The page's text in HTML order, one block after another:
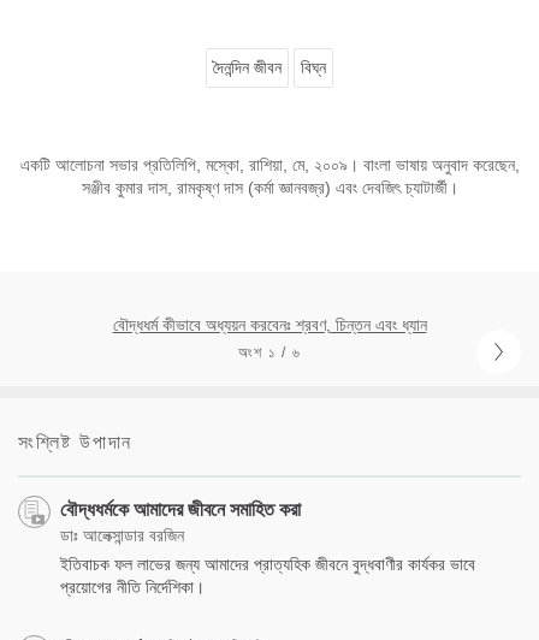
দৈনন্দিন জীবন বিঘ্ন
একটি আলোচনা সভার প্রতিলিপি, মস্কো, রাশিয়া, মে, ২০০৯। বাংলা ভাষায় অনুবাদ করেছেন,
সঞ্জীব কুমার দাস, রামকৃষ্ণ দাস (কর্মা জ্ঞানবজ্র) এবং দেবজিৎ চ্যাটার্জী।
বৌদ্ধধর্ম কীভাবে অধ্যয়ন করবেনঃ শ্রবণ, চিন্তন এবং ধ্যান
অংশ ১ / ৬
সংশ্লিষ্ট উপাদান
বৌদ্ধধর্মকে আমাদের জীবনে সমাহিত করা
ডাঃ আলেক্সান্ডার বরজিন
ইতিবাচক ফল লাভের জন্য আমাদের প্রাত্যহিক জীবনে বুদ্ধবাণীর কার্যকর ভাবে
প্রয়োগের নীতি নির্দেশিকা।